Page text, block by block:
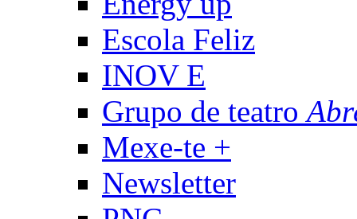
Escola Feliz
INOV E
Grupo de teatro
Mexe-te +
Newsletter